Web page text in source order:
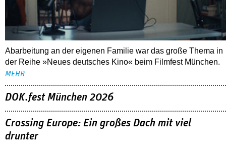
Abarbeitung an der eigenen Familie war das große Thema in
der Reihe »Neues deutsches Kino« beim Filmfest München.
MEHR
DOK.fest München 2026
Crossing Europe: Ein großes Dach mit viel
drunter